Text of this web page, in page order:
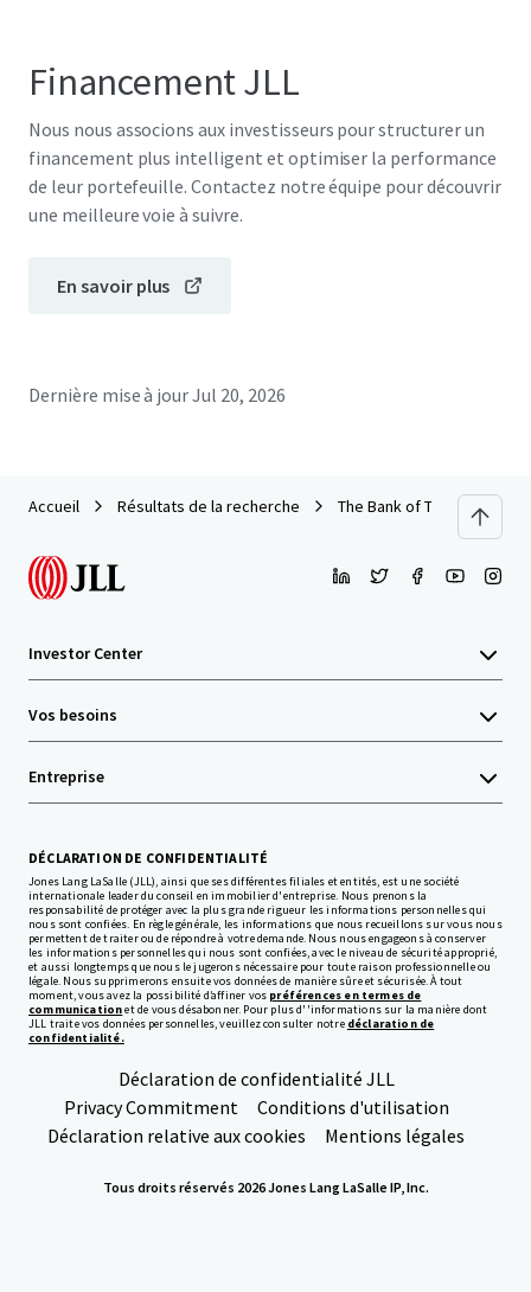
Financement JLL
Nous nous associons aux investisseurs pour structurer un
financement plus intelligent et optimiser la performance
de leur portefeuille. Contactez notre équipe pour découvrir
une meilleure voie à suivre.
En savoir plus
Dernière mise à jourJul 20, 2026
Accueil Résultats de la recherche The Bank of Tioga - Tioga,
Investor Center
Vos besoins
Entreprise
DÉCLARATION DE CONFIDENTIALITÉ
Jones Lang LaSalle (JLL), ainsi que ses différentes filiales et entités, est une société
internationale leader du conseil en immobilier d'entreprise. Nous prenons la
responsabilité de protéger avec la plus grande rigueur les informations personnelles qui
nous sont confiées. En règle générale, les informations que nous recueillons sur vous nous
permettent de traiter ou de répondre à votre demande. Nous nous engageons à conserver
les informations personnelles qui nous sont confiées, avec le niveau de sécurité approprié,
et aussi longtemps que nous le jugerons nécessaire pour toute raison professionnelle ou
légale. Nous supprimerons ensuite vos données de manière sûre et sécurisée. À tout
moment, vous avez la possibilité d’affiner vos préférences en termes de
communicationet de vous désabonner. Pour plus d''informations sur la manière dont
JLL traite vos données personnelles, veuillez consulter notre déclaration de
confidentialité.
Déclaration de confidentialité JLL
Privacy Commitment
Conditions d'utilisation
Déclaration relative aux cookies
Mentions légales
Tous droits réservés 2026 Jones Lang LaSalle IP, Inc.